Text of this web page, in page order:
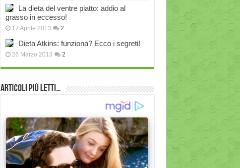
La dieta del ventre piatto: addio al
grasso in eccesso!
17 Aprile 2013 2
Dieta Atkins: funziona? Ecco i segreti!
26 Marzo 2013 2
Articoli più Letti…